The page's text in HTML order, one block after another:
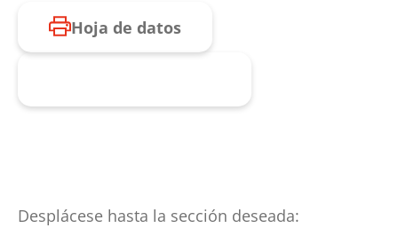
Hoja de datos
Desplácese hasta la sección deseada: